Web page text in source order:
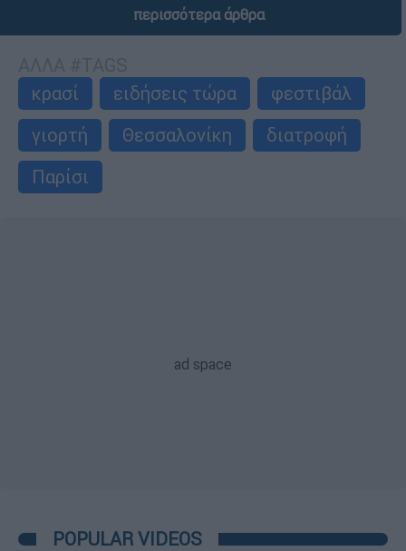
περισσότερα άρθρα
κρασί
ειδήσεις τώρα
φεστιβάλ
γιορτή
Θεσσαλονίκη
διατροφή
Παρίσι
POPULAR VIDEOS